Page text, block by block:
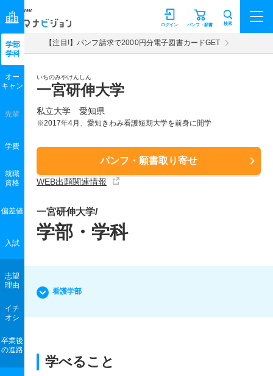
マナビジョン パンフ・願書
ログイン 検索
【注目!】パンフ請求で2000円分電子図書カードGET
いちのみやけんしん
一宮研伸大学
私立大学 愛知県
※2017年4月、愛知きわみ看護短期大学を前身に開学
パンフ・願書取り寄せ
WEB出願関連情報
学部
学科
オー
キャン
先輩
学費
就職
資格
偏差値
入試
志望
理由
イチ
オシ
卒業後
の進路
一宮研伸大学/
学部・学科
看護学部
学べること